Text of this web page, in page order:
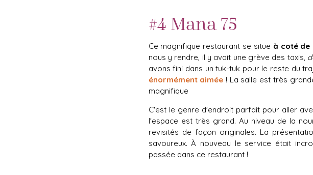
#4 Mana 75
Ce magnifique restaurant se situe à coté de
nous y rendre, il y avait une grève des taxis,
avons fini dans un tuk-tuk pour le reste du
énormément aimée ! La salle est très
magnifique
C'est le genre d'endroit parfait pour aller
l'espace est très grand. Au niveau de la
revisités de façon originales. La
savoureux. À nouveau le service était
passée dans ce restaurant !